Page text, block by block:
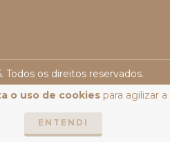
o uso de cookies para agilizar
ENTENDI
os direitos reservados.